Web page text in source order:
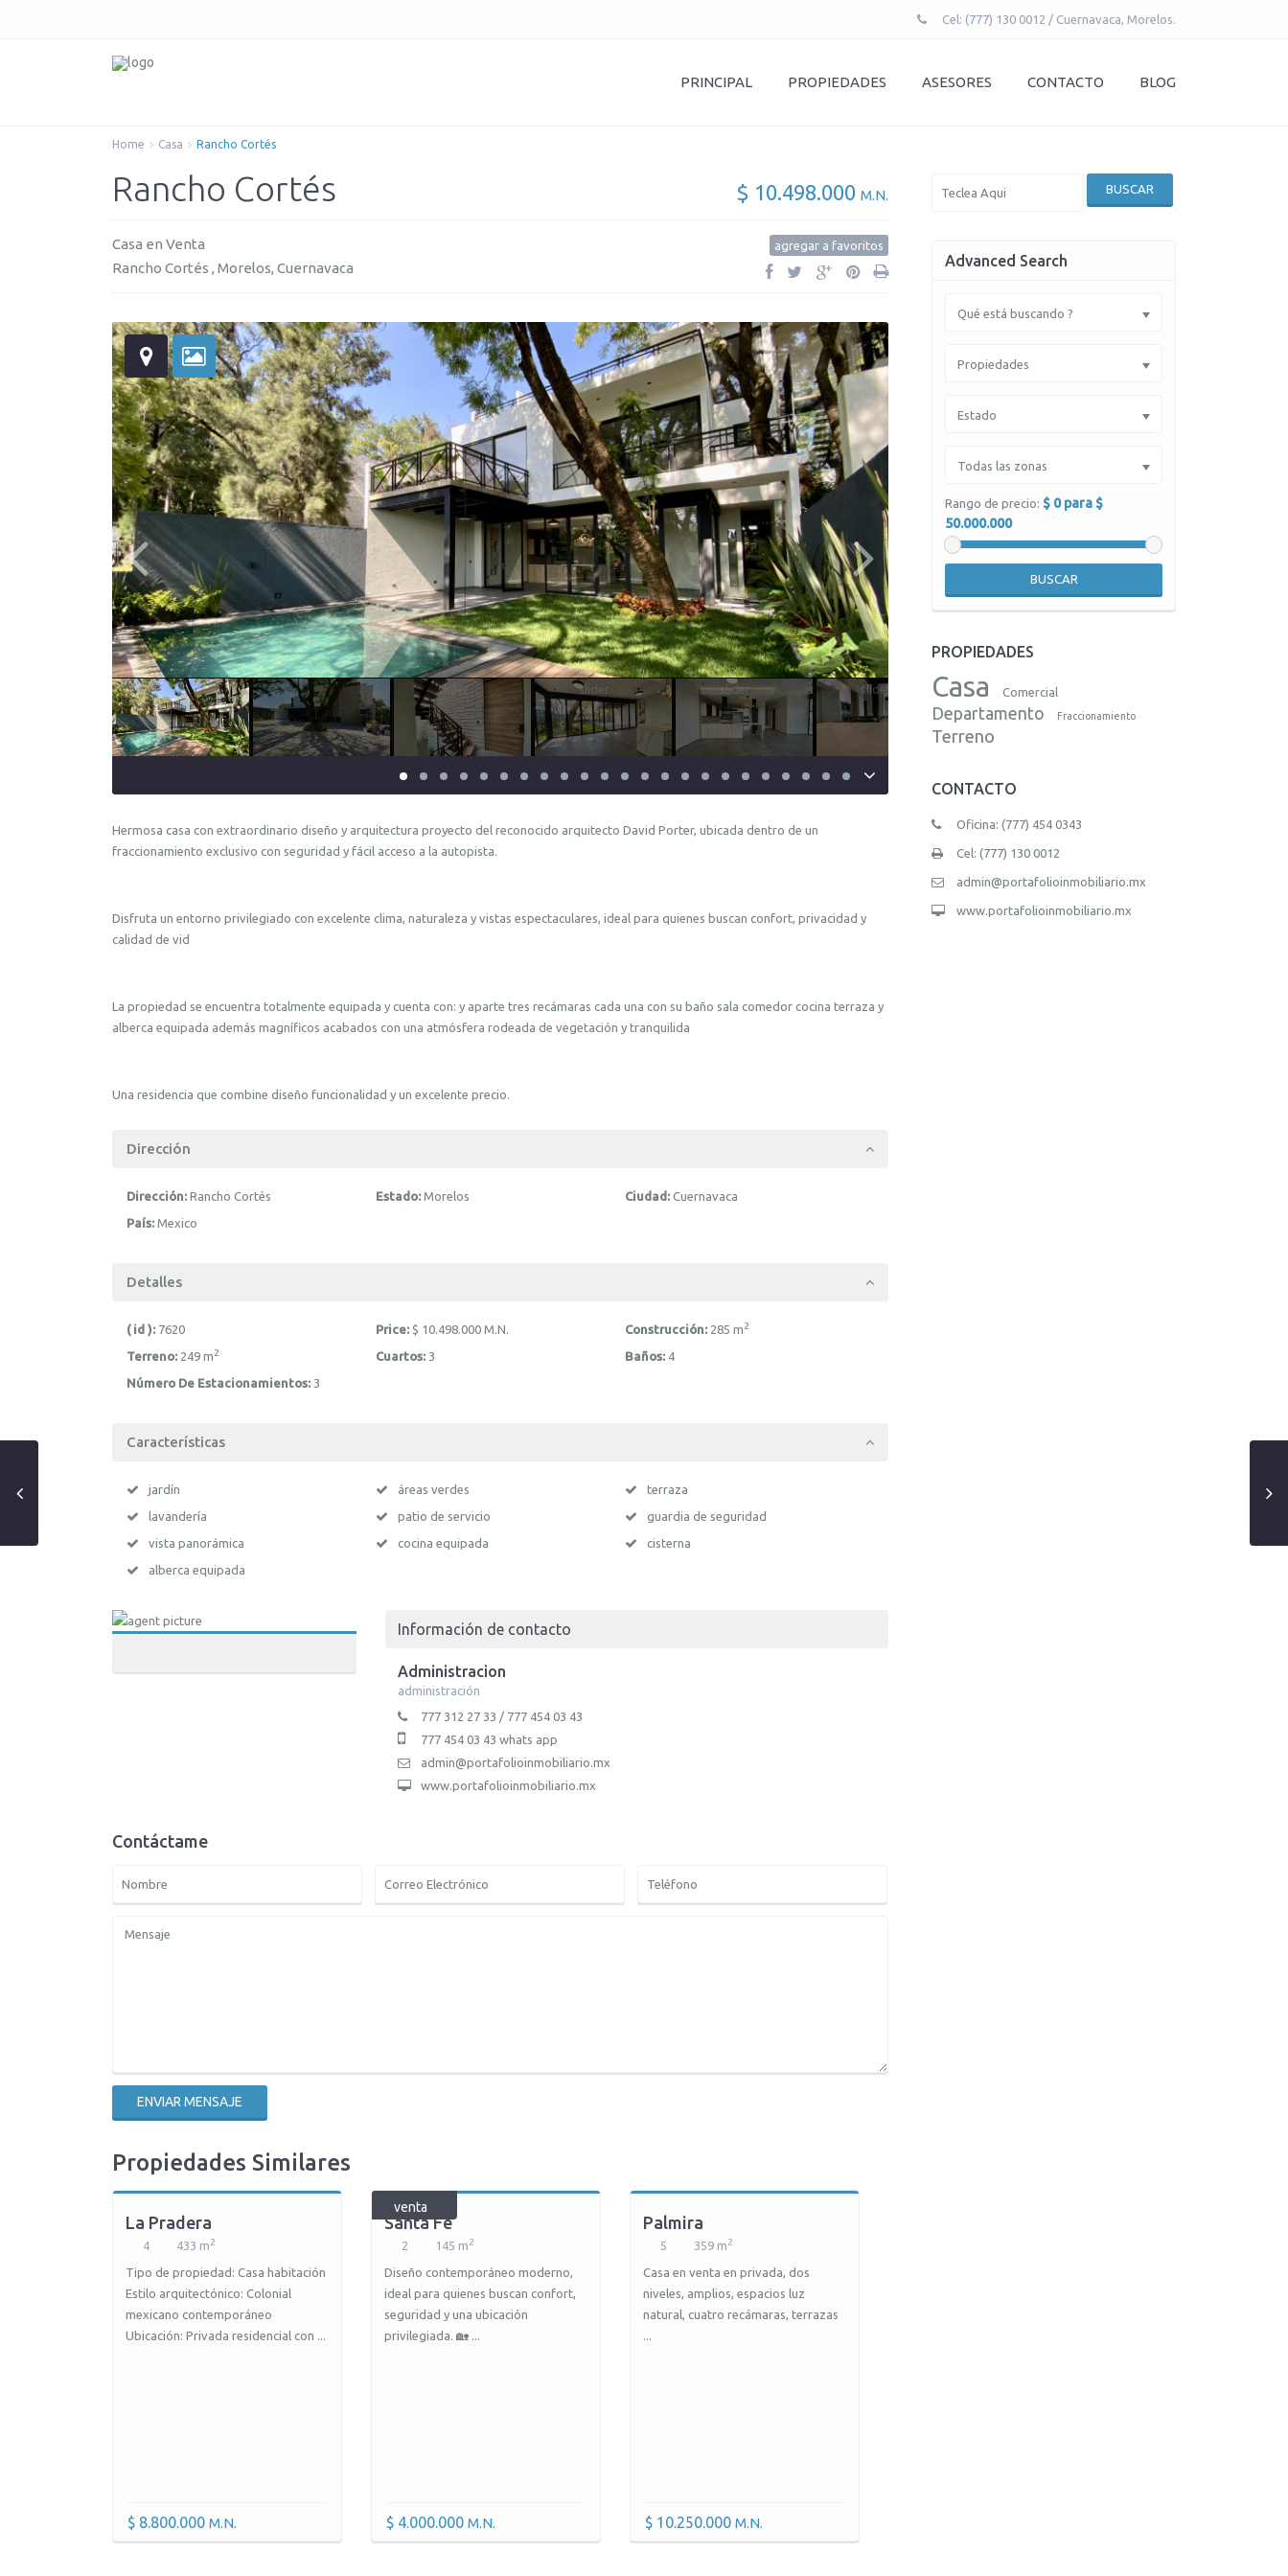
Cel: (777) 130 0012 / Cuernavaca, Morelos.
PRINCIPAL PROPIEDADES ASESORES CONTACTO BLOG
Home Casa Rancho Cortés
Rancho Cortés $ 10.498.000 M.N.
Casa en Venta
Rancho Cortés , Morelos, Cuernavaca
agregar a favoritos
Hermosa casa con extraordinario diseño y arquitectura proyecto del reconocido arquitecto David Porter, ubicada dentro de un
fraccionamiento exclusivo con seguridad y fácil acceso a la autopista.
Disfruta un entorno privilegiado con excelente clima, naturaleza y vistas espectaculares, ideal para quienes buscan confort, privacidad y
calidad de vid
La propiedad se encuentra totalmente equipada y cuenta con: y aparte tres recámaras cada una con su baño sala comedor cocina terraza y
alberca equipada además magníficos acabados con una atmósfera rodeada de vegetación y tranquilida
Una residencia que combine diseño funcionalidad y un excelente precio.
Dirección
Dirección: Rancho Cortés Estado: Morelos Ciudad: Cuernavaca
País: Mexico
Detalles
( id ): 7620 Price:$ 10.498.000 M.N. Construcción:285 m2
Terreno: 249 m2 Cuartos:3 Baños:4
Número De Estacionamientos: 3
Características
jardín áreas verdes
terraza
lavandería
patio de servicio
guardia de seguridad
vista panorámica
cocina equipada
cisterna
alberca equipada
Información de contacto
Administracion
administración
777 312 27 33 / 777 454 03 43
777 454 03 43 whats app
admin@portafolioinmobiliario.mx
www.portafolioinmobiliario.mx
Contáctame
Propiedades Similares
La Pradera
4 433 m2
Tipo de propiedad: Casa habitación
Estilo arquitectónico: Colonial
mexicano contemporáneo
Ubicación: Privada residencial con ...
$ 8.800.000M.N.
venta
Santa Fe
2 145 m2
Diseño contemporáneo moderno,
ideal para quienes buscan confort,
seguridad y una ubicación
privilegiada. 🏡 ...
$ 4.000.000M.N.
Palmira
5 359 m2
Casa en venta en privada, dos
niveles, amplios, espacios luz
natural, cuatro recámaras, terrazas
...
$ 10.250.000M.N.
BUSCAR
Advanced Search
Qué está buscando ?
Propiedades
Estado
Todas las zonas
Rango de precio: $ 0 para $
50.000.000
BUSCAR
PROPIEDADES
Casa Comercial
Departamento Fraccionamiento
Terreno
CONTACTO
Oficina: (777) 454 0343
Cel: (777) 130 0012
admin@portafolioinmobiliario.mx
www.portafolioinmobiliario.mx